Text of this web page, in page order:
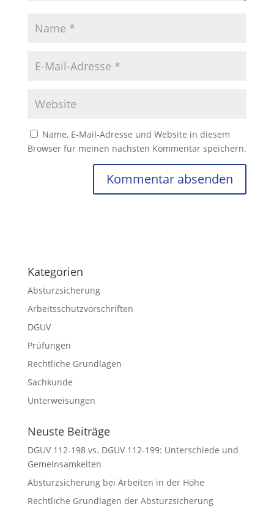
Name, E-Mail-Adresse und Website in diesem
Browser für meinen nächsten Kommentar speichern.
Kategorien
Absturzsicherung
Arbeitsschutzvorschriften
DGUV
Prüfungen
Rechtliche Grundlagen
Sachkunde
Unterweisungen
Neuste Beiträge
DGUV 112-198 vs. DGUV 112-199: Unterschiede und
Gemeinsamkeiten
Absturzsicherung bei Arbeiten in der Höhe
Rechtliche Grundlagen der Absturzsicherung